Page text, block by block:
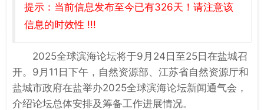
提示：当前信息发布至今已有326天！请注意该
信息的时效性 !!!
2025全球滨海论坛将于9月24日至25日在盐城召
开。9月11日下午，自然资源部、江苏省自然资源厅和
盐城市政府在盐举办2025全球滨海论坛新闻通气会，
介绍论坛总体安排及筹备工作进展情况。